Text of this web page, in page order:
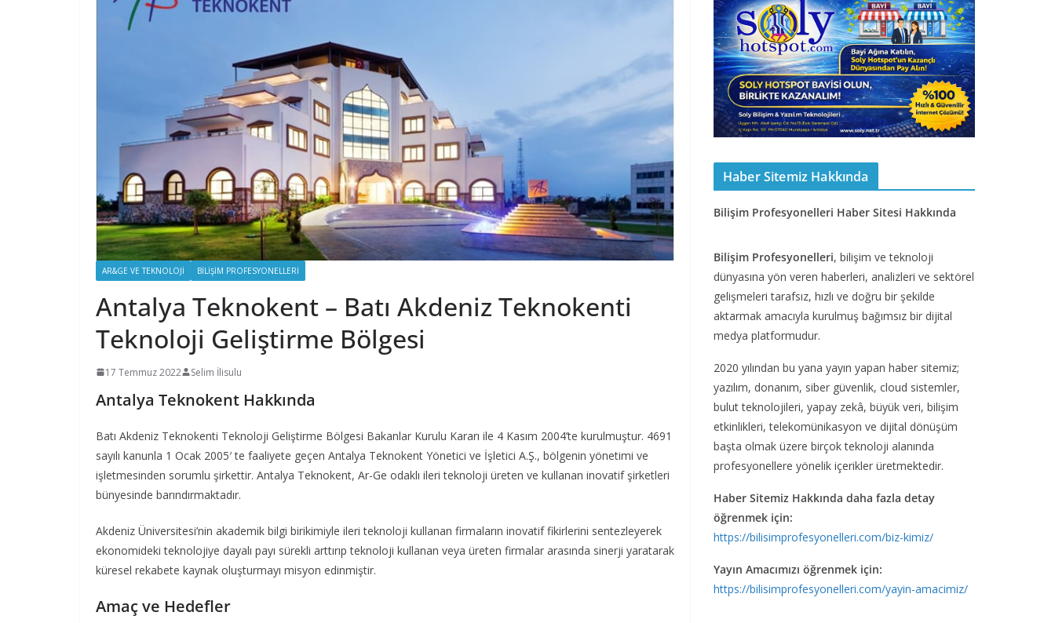
AR&GE VE TEKNOLOJI BILIŞIM PROFESYONELLERI
Antalya Teknokent – Batı Akdeniz Teknokenti
Teknoloji Geliştirme Bölgesi
17 Temmuz 2022 Selim İlisulu
Antalya Teknokent Hakkında
Batı Akdeniz Teknokenti Teknoloji Geliştirme Bölgesi Bakanlar Kurulu Kararı ile 4 Kasım 2004’te kurulmuştur. 4691
sayılı kanunla 1 Ocak 2005′ te faaliyete geçen Antalya Teknokent Yönetici ve İşletici A.Ş., bölgenin yönetimi ve
işletmesinden sorumlu şirkettir. Antalya Teknokent, Ar-Ge odaklı ileri teknoloji üreten ve kullanan inovatif şirketleri
bünyesinde barındırmaktadır.
Akdeniz Üniversitesi’nin akademik bilgi birikimiyle ileri teknoloji kullanan firmaların inovatif fikirlerini sentezleyerek
ekonomideki teknolojiye dayalı payı sürekli arttırıp teknoloji kullanan veya üreten firmalar arasında sinerji yaratarak
küresel rekabete kaynak oluşturmayı misyon edinmiştir.
Amaç ve Hedefler
Haber Sitemiz Hakkında
Bilişim Profesyonelleri Haber Sitesi Hakkında
Bilişim Profesyonelleri, bilişim ve teknoloji
dünyasına yön veren haberleri, analizleri ve sektörel
gelişmeleri tarafsız, hızlı ve doğru bir şekilde
aktarmak amacıyla kurulmuş bağımsız bir dijital
medya platformudur.
2020 yılından bu yana yayın yapan haber sitemiz;
yazılım, donanım, siber güvenlik, cloud sistemler,
bulut teknolojileri, yapay zekâ, büyük veri, bilişim
etkinlikleri, telekomünikasyon ve dijital dönüşüm
başta olmak üzere birçok teknoloji alanında
profesyonellere yönelik içerikler üretmektedir.
Haber Sitemiz Hakkında daha fazla detay
öğrenmek için:
https://bilisimprofesyonelleri.com/biz-kimiz/
Yayın Amacımızı öğrenmek için:
https://bilisimprofesyonelleri.com/yayin-amacimiz/